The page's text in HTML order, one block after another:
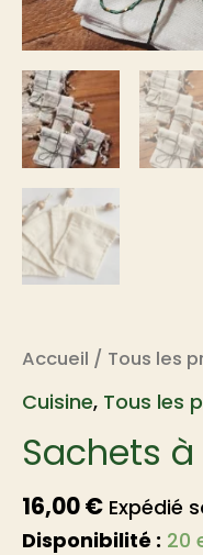
Accueil / Tous les
Cuisine, Tous les
Sachets
16,00€ Expédié
Disponibilité : 20